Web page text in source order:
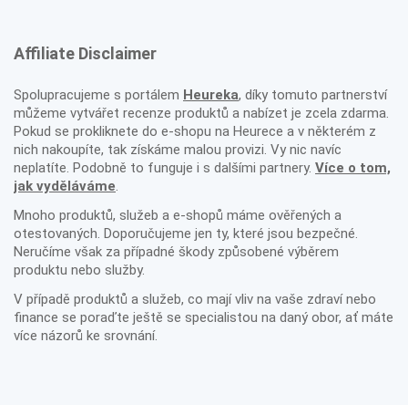
Affiliate Disclaimer
Spolupracujeme s portálem Heureka, díky tomuto partnerství
můžeme vytvářet recenze produktů a nabízet je zcela zdarma.
Pokud se prokliknete do e-shopu na Heurece a v některém z
nich nakoupíte, tak získáme malou provizi. Vy nic navíc
neplatíte. Podobně to funguje i s dalšími partnery. Více o tom,
jak vyděláváme.
Mnoho produktů, služeb a e-shopů máme ověřených a
otestovaných. Doporučujeme jen ty, které jsou bezpečné.
Neručíme však za případné škody způsobené výběrem
produktu nebo služby.
V případě produktů a služeb, co mají vliv na vaše zdraví nebo
finance se poraďte ještě se specialistou na daný obor, ať máte
více názorů ke srovnání.